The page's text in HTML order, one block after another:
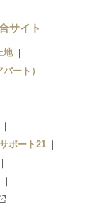
サイト
地
ート）
ポート21